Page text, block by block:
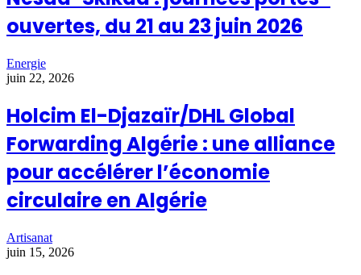
ouvertes, du 21 au 23 juin 2026
Energie
juin 22, 2026
Holcim El-Djazaïr/DHL Global
Forwarding Algérie : une alliance
pour accélérer l’économie
circulaire en Algérie
Artisanat
juin 15, 2026